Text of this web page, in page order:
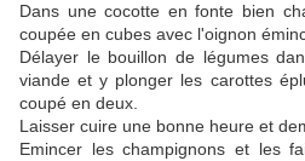
Dans une cocotte en fonte bien
coupée en cubes avec l'oignon
Délayer le bouillon de légumes
viande et y plonger les carottes
coupé en deux.
Laisser cuire une bonne heure et
Emincer les champignons et les